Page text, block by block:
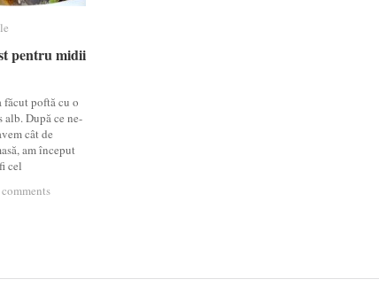
pentru midii
poftă cu o
După ce ne-
cât de
am început
cel
pentru midii